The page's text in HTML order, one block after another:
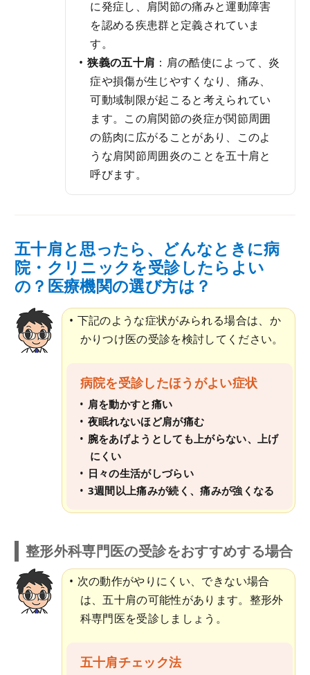
に発症し、肩関節の痛みと運動障害
を認める疾患群と定義されていま
す。
狭義の五十肩 ：肩の酷使によって、炎
症や損傷が生じやすくなり、痛み、
可動域制限が起こると考えられてい
ます。この肩関節の炎症が関節周囲
の筋肉に広がることがあり、このよ
うな肩関節周囲炎のことを五十肩と
呼びます。
五十肩と思ったら、どんなときに病
院・クリニックを受診したらよい
の？医療機関の選び方は？
下記のような症状がみられる場合は、か
かりつけ医の受診を検討してください。
病院を受診したほうがよい症状
肩を動かすと痛い
夜眠れないほど肩が痛む
腕をあげようとしても上がらない、上げ
にくい
日々の生活がしづらい
3週間以上痛みが続く、痛みが強くなる
整形外科専門医の受診をおすすめする場合
次の動作がやりにくい、できない場合
は、五十肩の可能性があります。整形外
科専門医を受診しましょう。
五十肩チェック法